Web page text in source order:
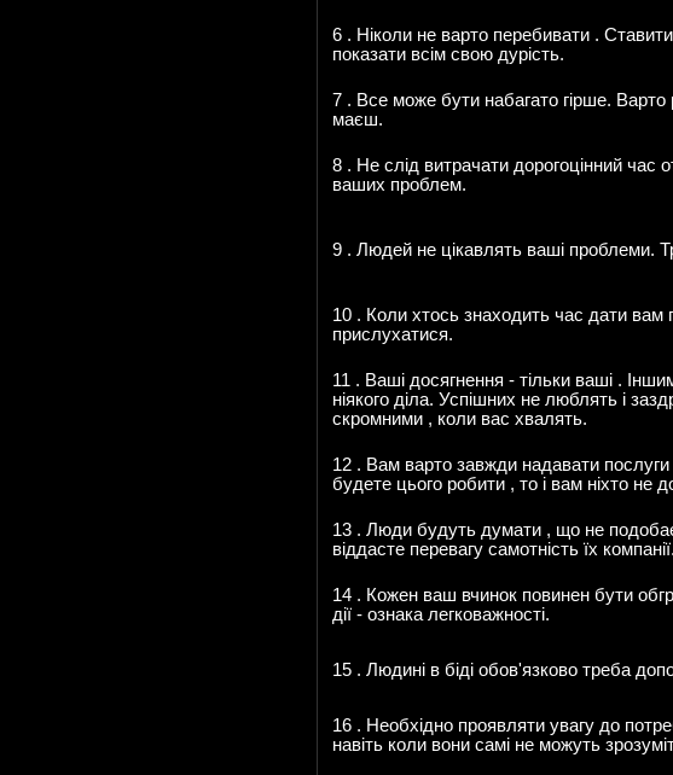
6 . Ніколи не варто перебивати .
показати всім свою дурість.
7 . Все може бути набагато гірше. Варто
маєш.
8 . Не слід витрачати дорогоцінний час
ваших проблем.
9 . Людей не цікавлять ваші проблеми.
10 . Коли хтось знаходить час дати вам
прислухатися.
11 . Ваші досягнення - тільки ваші .
ніякого діла. Успішних не люблять і
скромними , коли вас хвалять.
12 . Вам варто завжди надавати
будете цього робити , то і вам ніхто не
13 . Люди будуть думати , що не
віддасте перевагу самотність їх компанії.
14 . Кожен ваш вчинок повинен бути
дії - ознака легковажності.
15 . Людині в біді обов'язково треба
16 . Необхідно проявляти увагу до
навіть коли вони самі не можуть